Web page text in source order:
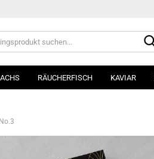
RÄUCHERFISCH KAVIAR